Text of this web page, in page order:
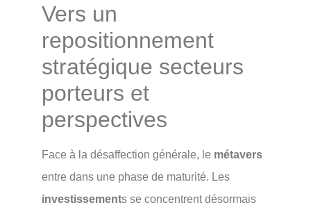
Vers un
repositionnement
stratégique secteurs
porteurs et
perspectives
Face à la désaffection générale, le métavers
entre dans une phase de maturité. Les
investissements se concentrent désormais